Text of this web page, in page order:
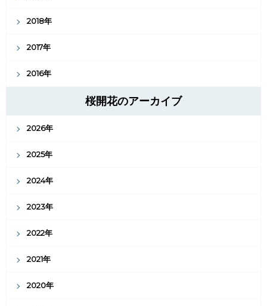
2018年
2017年
2016年
桜開花のアーカイブ
2026年
2025年
2024年
2023年
2022年
2021年
2020年